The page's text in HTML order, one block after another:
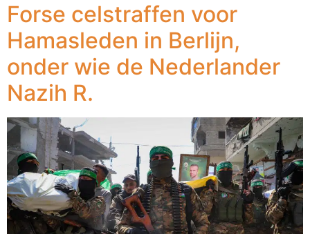
Forse celstraffen voor
Hamasleden in Berlijn,
onder wie de Nederlander
Nazih R.